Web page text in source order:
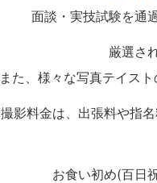
面談・実技試験を通
厳選さ
また、様々な写真テイス
撮影料金は、出張料や指
お食い初め(百日